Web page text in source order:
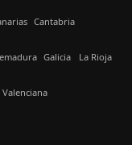
Cantabria
Galicia La Rioja